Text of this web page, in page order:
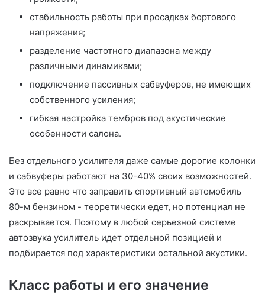
стабильность работы при просадках бортового
напряжения;
разделение частотного диапазона между
различными динамиками;
подключение пассивных сабвуферов, не имеющих
собственного усиления;
гибкая настройка тембров под акустические
особенности салона.
Без отдельного усилителя даже самые дорогие колонки
и сабвуферы работают на 30-40% своих возможностей.
Это все равно что заправить спортивный автомобиль
80-м бензином - теоретически едет, но потенциал не
раскрывается. Поэтому в любой серьезной системе
автозвука усилитель идет отдельной позицией и
подбирается под характеристики остальной акустики.
Класс работы и его значение